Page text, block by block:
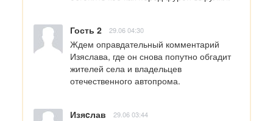
Гость 2 29.06 04:30
Ждем оправдательный комментарий
Изяслава, где он снова попутно обгадит
жителей села и владельцев
отечественного автопрома.
Изяcлав 29.06 03:44